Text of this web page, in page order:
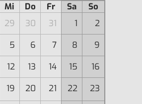
Mi Do Fr Sa
So
29 30 31 1
2
5 6 7 8
9
12 13 14 15
16
19 20 21 22 23